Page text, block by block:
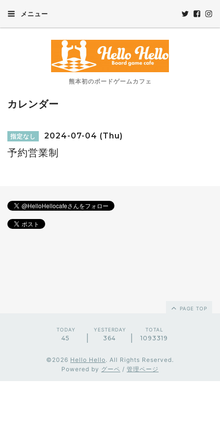
メニュー
熊本初のボードゲームカフェ
カレンダー
指定なし 2024-07-04 (Thu)
予約営業制
PAGE TOP
TODAY
45
YESTERDAY
364
TOTAL
1093319
©2026 Hello Hello. All Rights Reserved.
Powered by グーペ / 管理ページ